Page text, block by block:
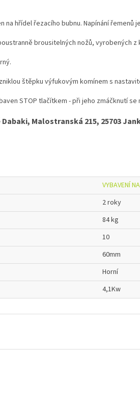
na hřídel řezacího bubnu. Napínání řemenů
brousitelných nožů, vyrobených z
štěpku výfukovým komínem s
STOP tlačítkem - při jeho zmáčknutí
Malostranská 215, 25703
VYBAVENÍ
2 roky
84 kg
10
60mm
Horní
4,1Kw